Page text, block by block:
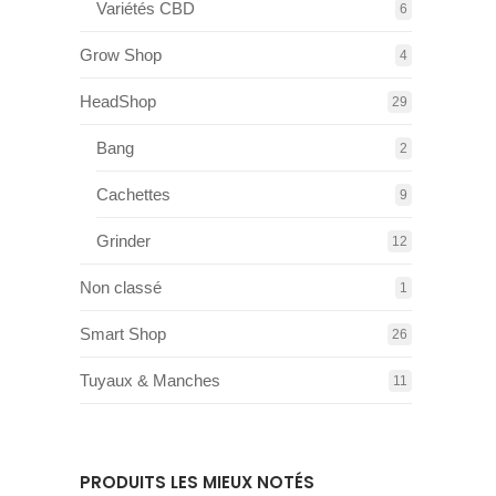
Variétés CBD 6
Grow Shop 4
HeadShop 29
Bang 2
Cachettes 9
Grinder 12
Non classé 1
Smart Shop 26
Tuyaux & Manches 11
PRODUITS LES MIEUX NOTÉS